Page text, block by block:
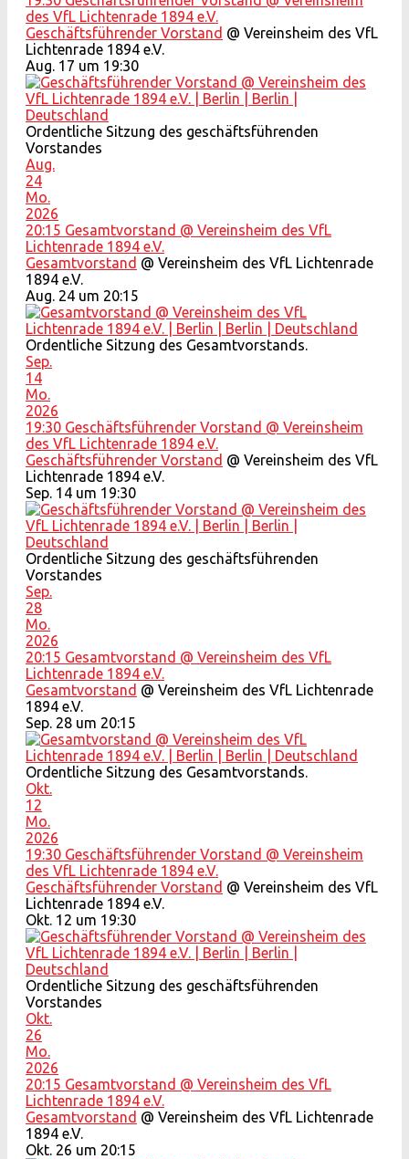
des VfL Lichtenrade 1894 e.V.
Geschäftsführender Vorstand @ Vereinsheim des VfL
Lichtenrade 1894 e.V.
Aug. 17 um 19:30
Ordentliche Sitzung des geschäftsführenden
Vorstandes
Aug.
24
Mo.
2026
20:15 Gesamtvorstand @ Vereinsheim des VfL
Lichtenrade 1894 e.V.
Gesamtvorstand @ Vereinsheim des VfL Lichtenrade
1894 e.V.
Aug. 24 um 20:15
Ordentliche Sitzung des Gesamtvorstands.
Sep.
14
Mo.
2026
19:30 Geschäftsführender Vorstand @ Vereinsheim
des VfL Lichtenrade 1894 e.V.
Geschäftsführender Vorstand @ Vereinsheim des VfL
Lichtenrade 1894 e.V.
Sep. 14 um 19:30
Ordentliche Sitzung des geschäftsführenden
Vorstandes
Sep.
28
Mo.
2026
20:15 Gesamtvorstand @ Vereinsheim des VfL
Lichtenrade 1894 e.V.
Gesamtvorstand @ Vereinsheim des VfL Lichtenrade
1894 e.V.
Sep. 28 um 20:15
Ordentliche Sitzung des Gesamtvorstands.
Okt.
12
Mo.
2026
19:30 Geschäftsführender Vorstand @ Vereinsheim
des VfL Lichtenrade 1894 e.V.
Geschäftsführender Vorstand @ Vereinsheim des VfL
Lichtenrade 1894 e.V.
Okt. 12 um 19:30
Ordentliche Sitzung des geschäftsführenden
Vorstandes
Okt.
26
Mo.
2026
20:15 Gesamtvorstand @ Vereinsheim des VfL
Lichtenrade 1894 e.V.
Gesamtvorstand @ Vereinsheim des VfL Lichtenrade
1894 e.V.
Okt. 26 um 20:15